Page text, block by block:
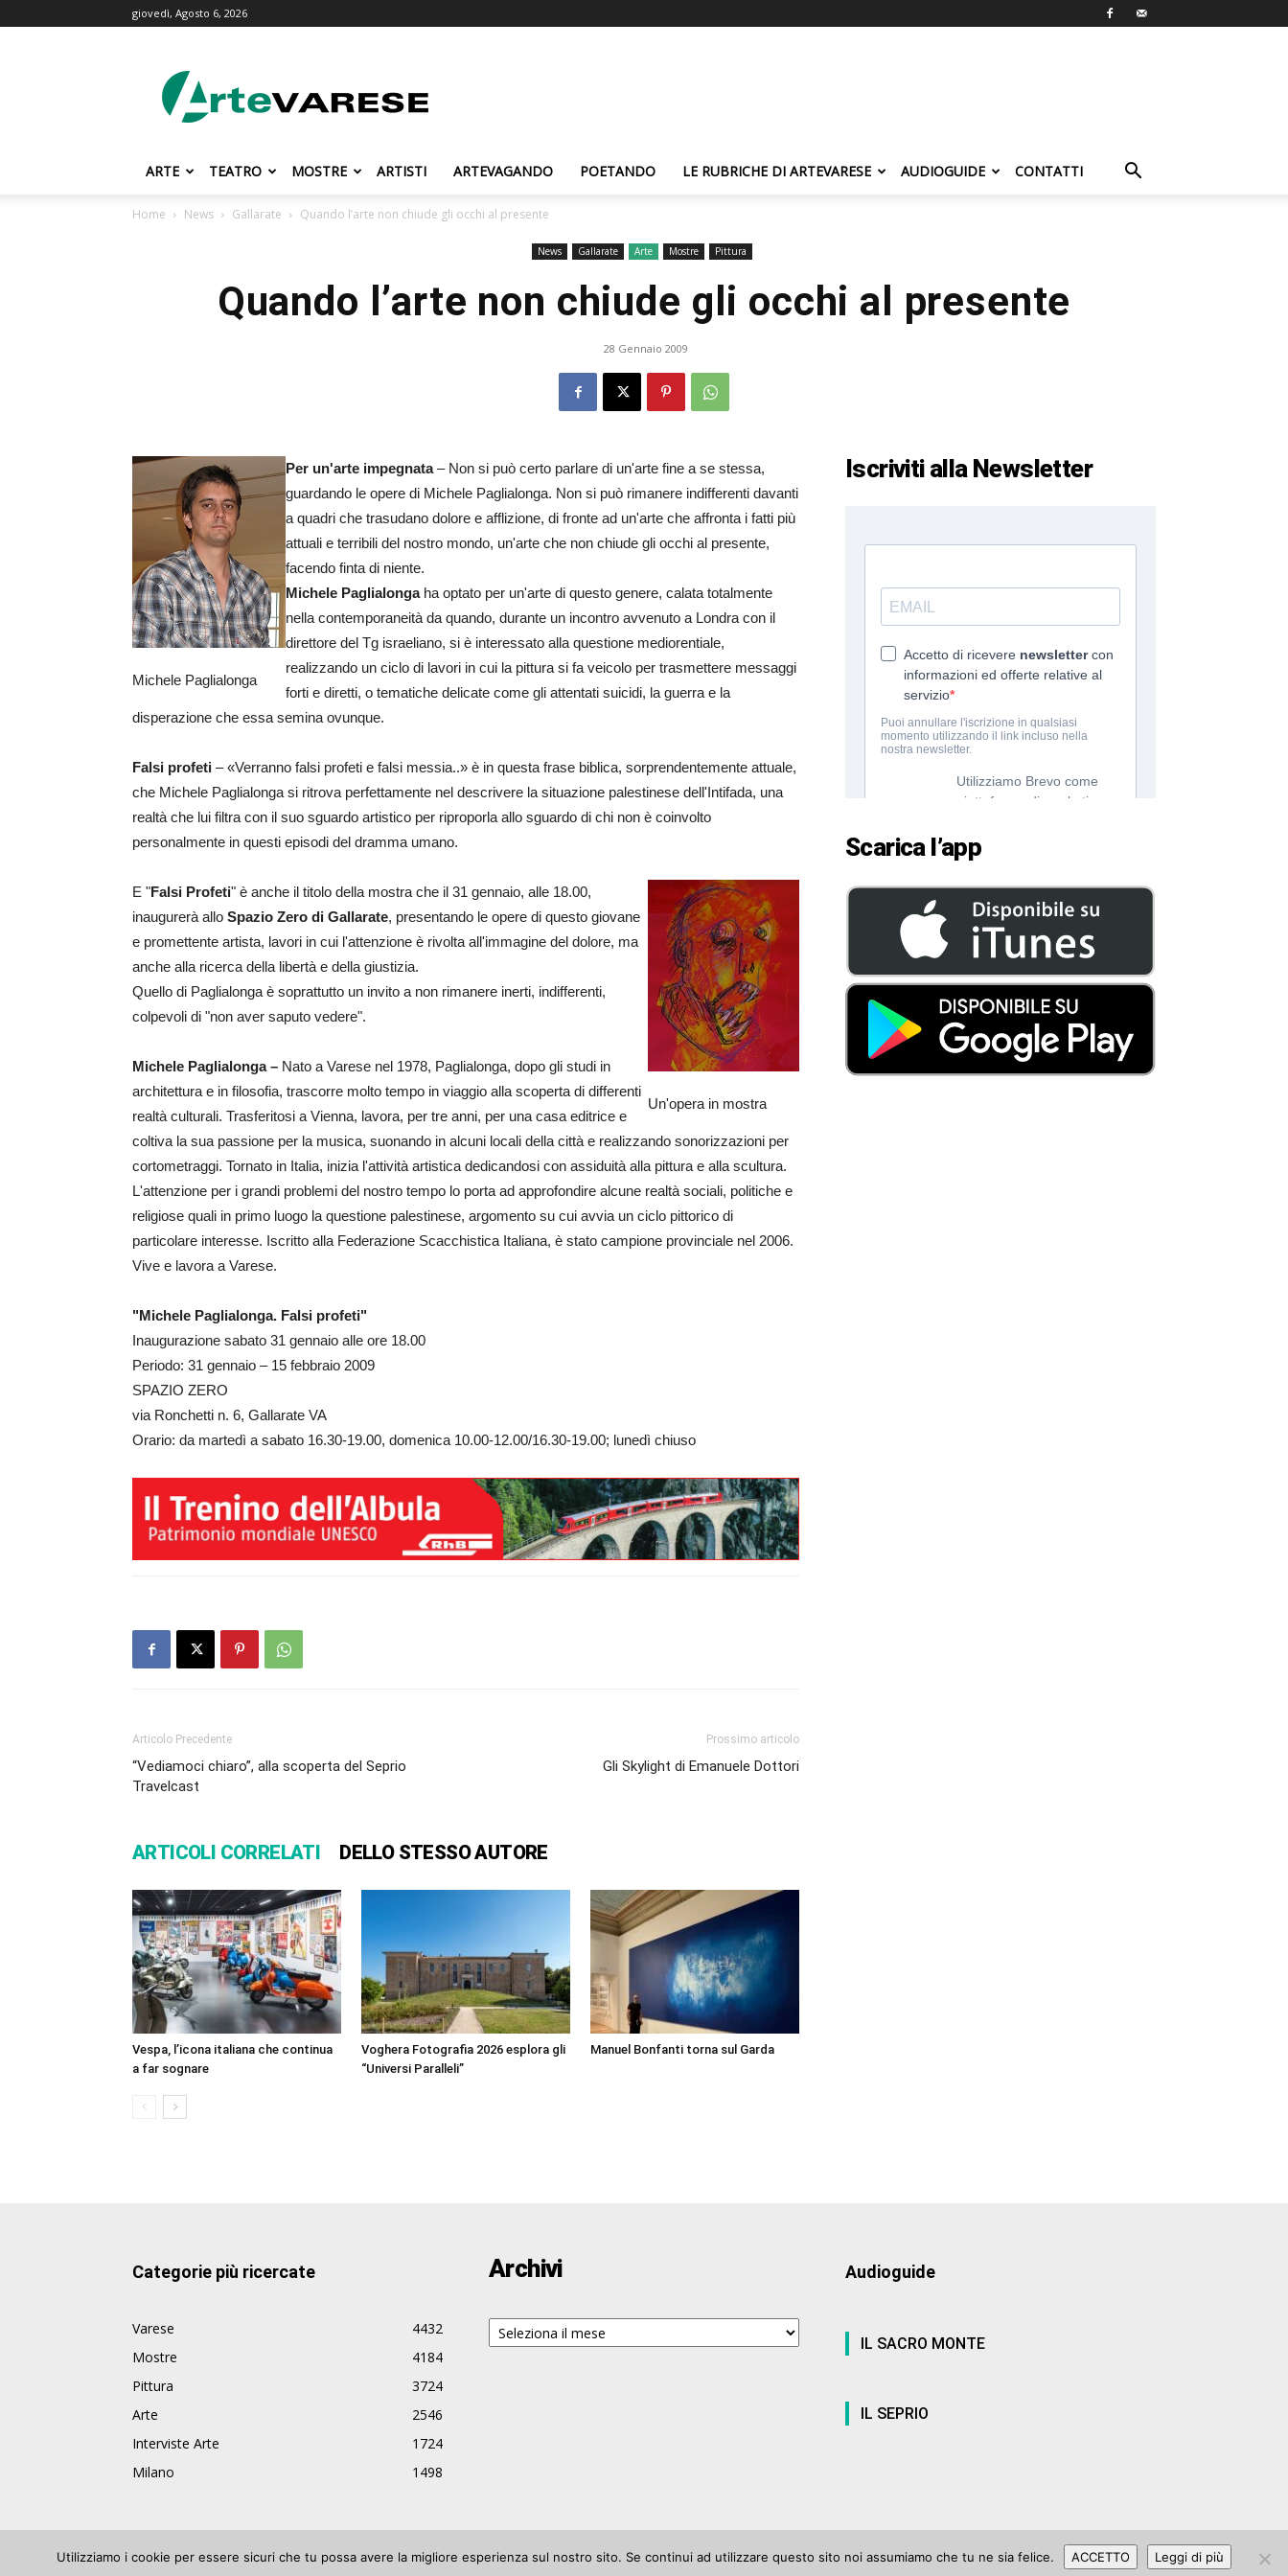
giovedì, Agosto 6, 2026
ARTE TEATRO MOSTRE ARTISTI ARTEVAGANDO POETANDO LE RUBRICHE DI ARTEVARESE AUDIOGUIDE CONTATTI
Home News Gallarate Quando l’arte non chiude gli occhi al presente
News Gallarate Arte Mostre Pittura
Quando l’arte non chiude gli occhi al presente
28 Gennaio 2009
Michele Paglialonga
Per un'arte impegnata– Non si può certo parlare di un'arte fine a se stessa,
guardando le opere di Michele Paglialonga. Non si può rimanere indifferenti davanti
a quadri che trasudano dolore e afflizione, di fronte ad un'arte che affronta i fatti più
attuali e terribili del nostro mondo, un'arte che non chiude gli occhi al presente,
facendo finta di niente.
Michele Paglialongaha optato per un'arte di questo genere, calata totalmente
nella contemporaneità da quando, durante un incontro avvenuto a Londra con il
direttore del Tg israeliano, si è interessato alla questione mediorentiale,
realizzando un ciclo di lavori in cui la pittura si fa veicolo per trasmettere messaggi
forti e diretti, o tematiche delicate come gli attentati suicidi, la guerra e la
disperazione che essa semina ovunque.
Falsi profeti – «Verranno falsi profeti e falsi messia..» è in questa frase biblica, sorprendentemente attuale,
che Michele Paglialonga si ritrova perfettamente nel descrivere la situazione palestinese dell'Intifada, una
realtà che lui filtra con il suo sguardo artistico per riproporla allo sguardo di chi non è coinvolto
personalmente in questi episodi del dramma umano.
Un'opera in mostra
E "Falsi Profeti" è anche il titolo della mostra che il 31 gennaio, alle 18.00,
inaugurerà allo Spazio Zero di Gallarate, presentando le opere di questo giovane
e promettente artista, lavori in cui l'attenzione è rivolta all'immagine del dolore, ma
anche alla ricerca della libertà e della giustizia.
Quello di Paglialonga è soprattutto un invito a non rimanere inerti, indifferenti,
colpevoli di "non aver saputo vedere".
Michele Paglialonga – Nato a Varese nel 1978, Paglialonga, dopo gli studi in
architettura e in filosofia, trascorre molto tempo in viaggio alla scoperta di differenti
realtà culturali. Trasferitosi a Vienna, lavora, per tre anni, per una casa editrice e
coltiva la sua passione per la musica, suonando in alcuni locali della città e realizzando sonorizzazioni per
cortometraggi. Tornato in Italia, inizia l'attività artistica dedicandosi con assiduità alla pittura e alla scultura.
L'attenzione per i grandi problemi del nostro tempo lo porta ad approfondire alcune realtà sociali, politiche e
religiose quali in primo luogo la questione palestinese, argomento su cui avvia un ciclo pittorico di
particolare interesse. Iscritto alla Federazione Scacchistica Italiana, è stato campione provinciale nel 2006.
Vive e lavora a Varese.
"Michele Paglialonga. Falsi profeti"
Inaugurazione sabato 31 gennaio alle ore 18.00
Periodo: 31 gennaio – 15 febbraio 2009
SPAZIO ZERO
via Ronchetti n. 6, Gallarate VA
Orario: da martedì a sabato 16.30-19.00, domenica 10.00-12.00/16.30-19.00; lunedì chiuso
Articolo Precedente
“Vediamoci chiaro”, alla scoperta del Seprio
Travelcast
Prossimo articolo
Gli Skylight di Emanuele Dottori
ARTICOLI CORRELATI DELLO STESSO AUTORE
Vespa, l’icona italiana che continua
a far sognare
Voghera Fotografia 2026 esplora gli
“Universi Paralleli”
Manuel Bonfanti torna sul Garda
Iscriviti alla Newsletter
Scarica l’app
Categorie più ricercate
Varese
4432
Mostre
4184
Pittura
3724
Arte
2546
Interviste Arte
1724
Milano
1498
Archivi
Archivi
Audioguide
IL SACRO MONTE
IL SEPRIO
© ArteVarese.com by - © 2007 - P.I. 03063680122 Iscrizione n° 906 del Registro Stampa del Tribunale di Varese del 17 luglio 2006 |
Utilizziamo i cookie per essere sicuri che tu possa avere la migliore esperienza sul nostro sito. Se continui ad utilizzare questo sito noi assumiamo che tu ne sia felice. ACCETTO Leggi di più